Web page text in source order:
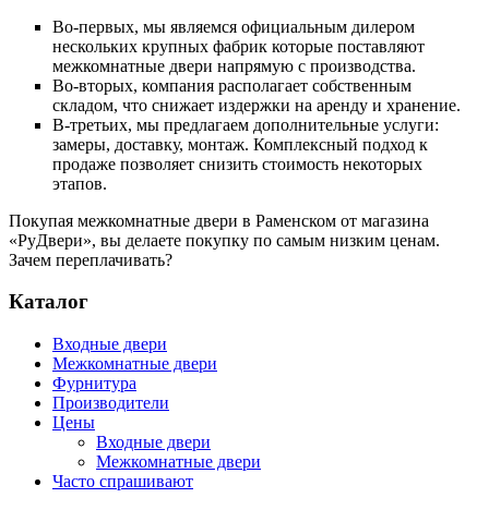
Во-первых, мы являемся официальным дилером
нескольких крупных фабрик которые поставляют
межкомнатные двери напрямую с производства.
Во-вторых, компания располагает собственным
складом, что снижает издержки на аренду и хранение.
В-третьих, мы предлагаем дополнительные услуги:
замеры, доставку, монтаж. Комплексный подход к
продаже позволяет снизить стоимость некоторых
этапов.
Покупая межкомнатные двери в Раменском от магазина
«РуДвери», вы делаете покупку по самым низким ценам.
Зачем переплачивать?
Каталог
Входные двери
Межкомнатные двери
Фурнитура
Производители
Цены
Входные двери
Межкомнатные двери
Часто спрашивают